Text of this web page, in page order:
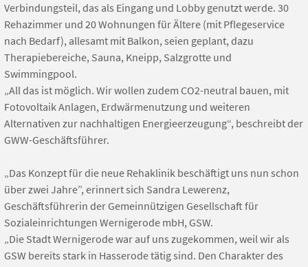
Verbindungsteil, das als Eingang und Lobby genutzt werde. 30
Rehazimmer und 20 Wohnungen für Ältere (mit Pflegeservice
nach Bedarf), allesamt mit Balkon, seien geplant, dazu
Therapiebereiche, Sauna, Kneipp, Salzgrotte und
Swimmingpool.
„All das ist möglich. Wir wollen zudem CO2-neutral bauen, mit
Fotovoltaik Anlagen, Erdwärmenutzung und weiteren
Alternativen zur nachhaltigen Energieerzeugung“, beschreibt der
GWW-Geschäftsführer.
„Das Konzept für die neue Rehaklinik beschäftigt uns nun schon
über zwei Jahre”, erinnert sich Sandra Lewerenz,
Geschäftsführerin der Gemeinnützigen Gesellschaft für
Sozialeinrichtungen Wernigerode mbH, GSW.
„Die Stadt Wernigerode war auf uns zugekommen, weil wir als
GSW bereits stark in Hasserode tätig sind. Den Charakter des